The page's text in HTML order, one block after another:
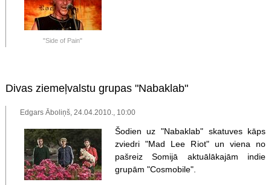
"Side of Pain"
Divas ziemeļvalstu grupas "Nabaklab"
Edgars Āboliņš, 24.04.2010., 10:00
Šodien uz "Nabaklab" skatuves kāps
zviedri "Mad Lee Riot" un viena no
pašreiz Somijā aktuālākajām indie
grupām "Cosmobile".